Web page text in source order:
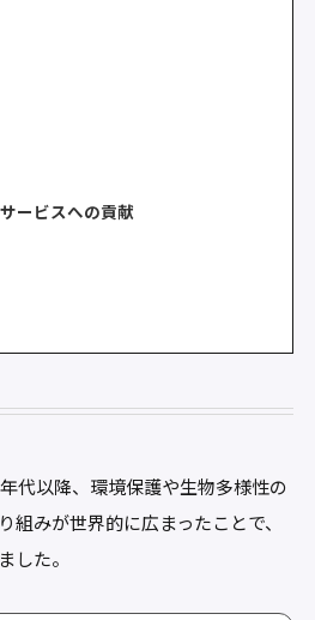
ービスへの貢献
代以降、環境保護や生物多様性の
組みが世界的に広まったことで、
した。